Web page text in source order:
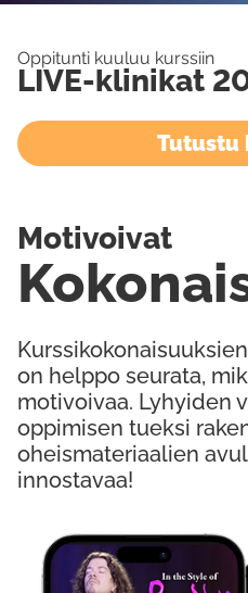
Oppitunti kuuluu kurssiin
LIVE-klinikat
Tutustu
on helppo seurata,
motivoivaa. Lyhyiden
oppimisen tueksi
oheismateriaalien
innostavaa!
Motivoivat